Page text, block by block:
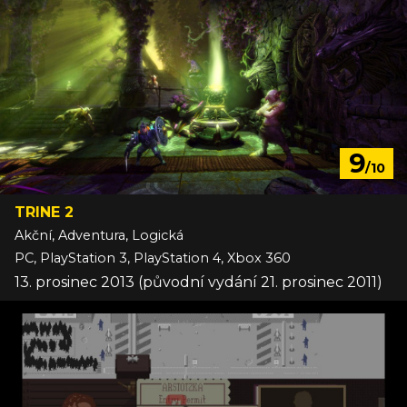
9/10
TRINE 2
Akční, Adventura, Logická
PC, PlayStation 3, PlayStation 4, Xbox 360
13. prosinec 2013 (původní vydání 21. prosinec 2011)